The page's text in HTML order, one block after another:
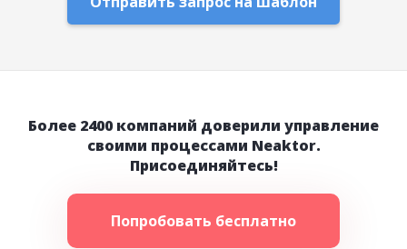
Более 2400 компаний доверили управление
своими процессами Neaktor.
Присоединяйтесь!
Попробовать бесплатно